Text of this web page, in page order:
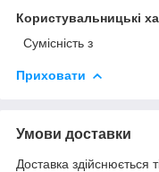
Користувальницькі
Сумісність з
Приховати
Умови доставки
Доставка здійснюється